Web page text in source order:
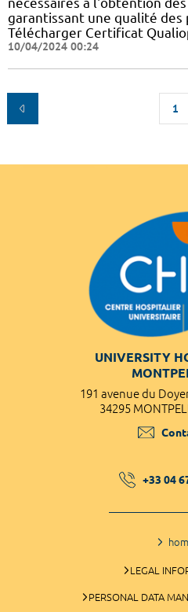
garantissant une qualité des
Télécharger Certificat
10/04/2024 00:24
1
UNIVERSITY
191 avenue du
34295
+33 04
LEGAL
PERSONAL DATA